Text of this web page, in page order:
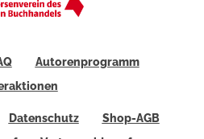
Autorenprogramm
Datenschutz
Shop-AGB